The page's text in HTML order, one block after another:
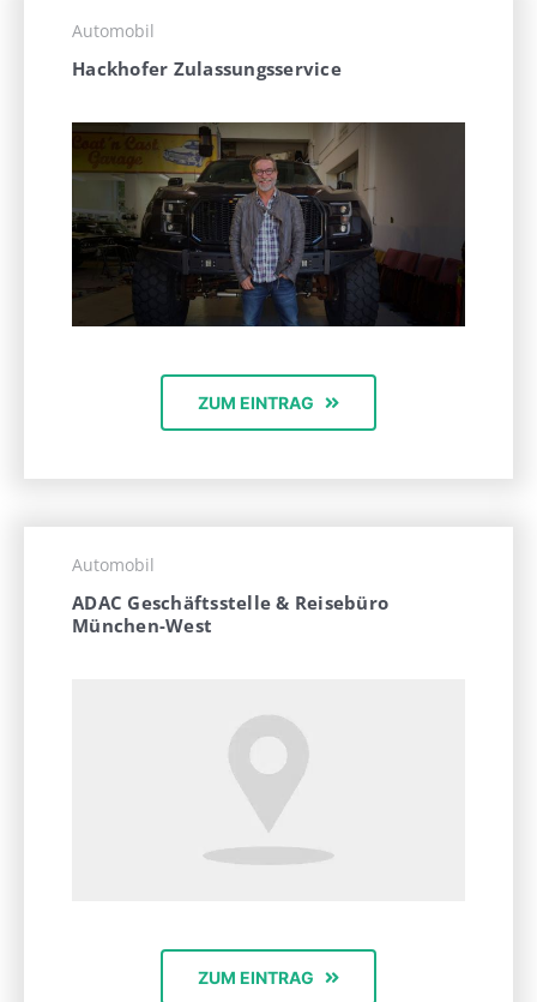
Automobil
Hackhofer Zulassungsservice
ZUM EINTRAG
Automobil
ADAC Geschäftsstelle & Reisebüro
München-West
ZUM EINTRAG